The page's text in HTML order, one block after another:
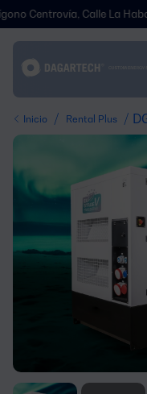
Calle La Habana,
Inicio / Rental Plus /